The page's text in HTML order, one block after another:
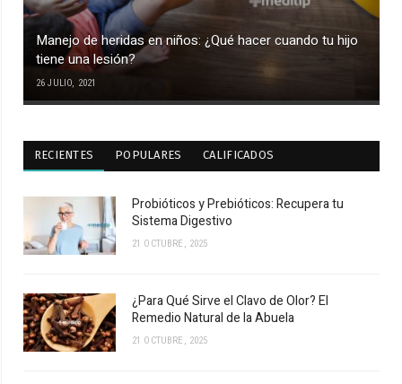
Manejo de heridas en niños: ¿Qué hacer cuando tu hijo
tiene una lesión?
26 JULIO, 2021
RECIENTES POPULARES CALIFICADOS
Probióticos y Prebióticos: Recupera tu
Sistema Digestivo
21 OCTUBRE, 2025
¿Para Qué Sirve el Clavo de Olor? El
Remedio Natural de la Abuela
21 OCTUBRE, 2025